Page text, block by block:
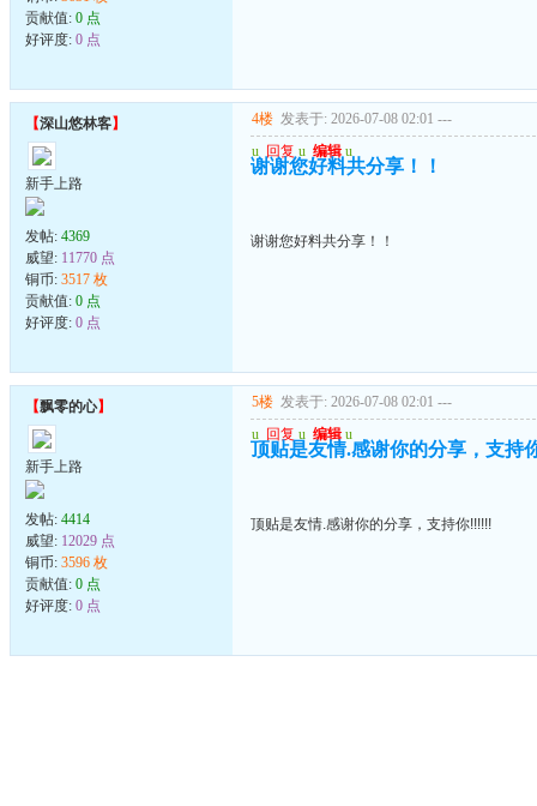
贡献值: 0 点
好评度: 0 点
【深山悠林客】
新手上路
发帖: 4369
威望: 11770 点
铜币: 3517 枚
贡献值: 0 点
好评度: 0 点
4楼 发表于: 2026-07-08 02:01 ---
u 回复 u 编辑 u
谢谢您好料共分享！！
谢谢您好料共分享！！
【飘零的心】
新手上路
发帖: 4414
威望: 12029 点
铜币: 3596 枚
贡献值: 0 点
好评度: 0 点
5楼 发表于: 2026-07-08 02:01 ---
u 回复 u 编辑 u
顶贴是友情.感谢你的分享，支持
顶贴是友情.感谢你的分享，支持你!!!!!!